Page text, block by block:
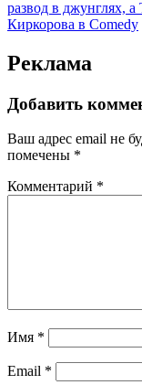
развод в джунглях,
Киркорова в Comedy
Реклама
Добавить
Ваш адрес email не
помечены *
Комментарий *
Имя *
Email *